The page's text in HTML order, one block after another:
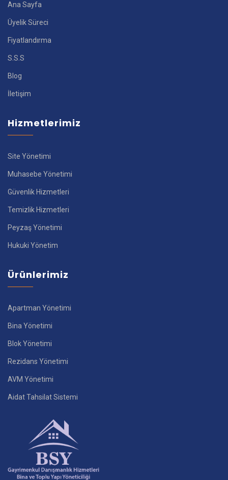
Ana Sayfa
Üyelik Süreci
Fiyatlandırma
S.S.S
Blog
İletişim
Hizmetlerimiz
Site Yönetimi
Muhasebe Yönetimi
Güvenlik Hizmetleri
Temizlik Hizmetleri
Peyzaş Yönetimi
Hukuki Yönetim
Ürünlerimiz
Apartman Yönetimi
Bina Yönetimi
Blok Yönetimi
Rezidans Yönetimi
AVM Yönetimi
Aidat Tahsilat Sistemi